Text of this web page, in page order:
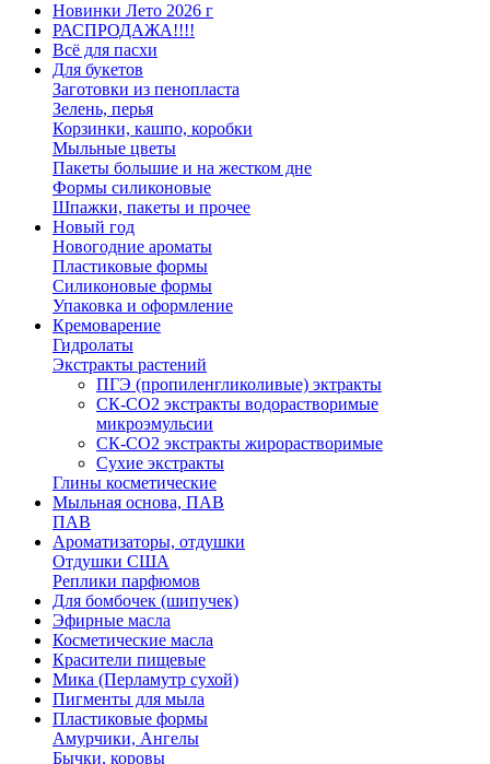
Новинки Лето 2026 г
РАСПРОДАЖА!!!!
Всё для пасхи
Для букетов
Заготовки из пенопласта
Зелень, перья
Корзинки, кашпо, коробки
Мыльные цветы
Пакеты большие и на жестком дне
Формы силиконовые
Шпажки, пакеты и прочее
Новый год
Новогодние ароматы
Пластиковые формы
Силиконовые формы
Упаковка и оформление
Кремоварение
Гидролаты
Экстракты растений
ПГЭ (пропиленгликоливые) эктракты
СК-СО2 экстракты водорастворимые
микроэмульсии
СК-СО2 экстракты жирорастворимые
Сухие экстракты
Глины косметические
Мыльная основа, ПАВ
ПАВ
Ароматизаторы, отдушки
Отдушки США
Реплики парфюмов
Для бомбочек (шипучек)
Эфирные масла
Косметические масла
Красители пищевые
Мика (Перламутр сухой)
Пигменты для мыла
Пластиковые формы
Амурчики, Ангелы
Бычки, коровы